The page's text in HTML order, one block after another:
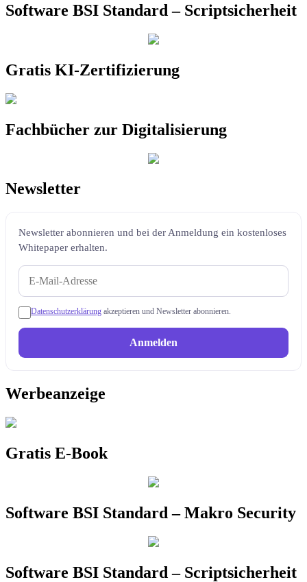
Software BSI Standard – Scriptsicherheit
Gratis KI-Zertifizierung
Fachbücher zur Digitalisierung
Newsletter
Newsletter abonnieren und bei der Anmeldung ein kostenloses
Whitepaper erhalten.
Datenschutzerklärung akzeptieren und Newsletter abonnieren.
Anmelden
Werbeanzeige
Gratis E-Book
Software BSI Standard – Makro Security
Software BSI Standard – Scriptsicherheit